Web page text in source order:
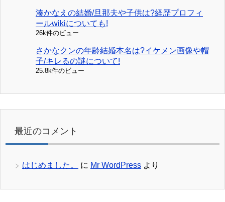
湊かなえの結婚/旦那夫や子供は?経歴プロフィ
ールwikiについても!
26k件のビュー
さかなクンの年齢結婚本名は?イケメン画像や帽
子/キレるの謎について!
25.8k件のビュー
最近のコメント
はじめました。 に Mr WordPress より